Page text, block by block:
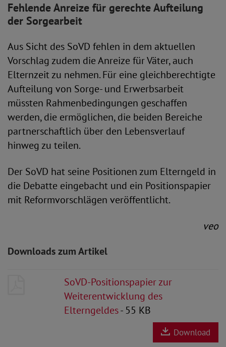
Fehlende Anreize für gerechte Aufteilung
der Sorgearbeit
Aus Sicht des SoVD fehlen in dem aktuellen
Vorschlag zudem die Anreize für Väter, auch
Elternzeit zu nehmen. Für eine gleichberechtigte
Aufteilung von Sorge- und Erwerbsarbeit
müssten Rahmenbedingungen geschaffen
werden, die ermöglichen, die beiden Bereiche
partnerschaftlich über den Lebensverlauf
hinweg zu teilen.
Der SoVD hat seine Positionen zum Elterngeld in
die Debatte eingebacht und ein Positionspapier
mit Reformvorschlägen veröffentlicht.
veo
Downloads zum Artikel
SoVD-Positionspapier zur
Weiterentwicklung des
Elterngeldes- 55 KB
Download